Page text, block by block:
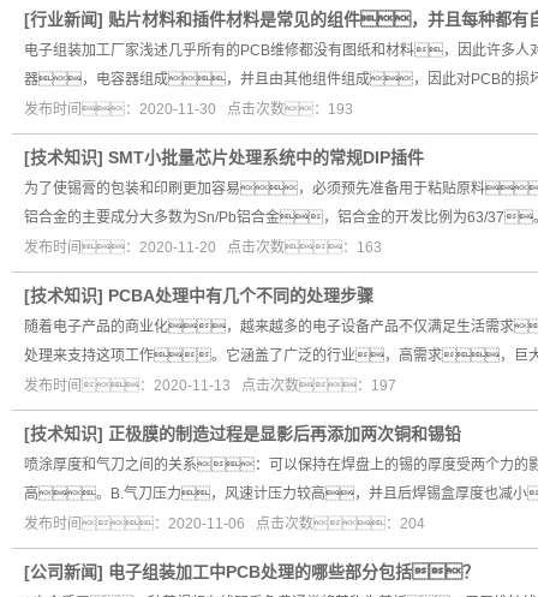
[行业新闻] 贴片材料和插件材料是常见的组件，并且每种都有
电子组装加工厂家浅述几乎所有的PCB维修都没有图纸和材料，因此许
器，电容器组成，并且由其他组件组成，因此对PCB的损
发布时间：2020-11-30 点击次数：193
[技术知识] SMT小批量芯片处理系统中的常规DIP插件
为了使锡膏的包装和印刷更加容易，必须预先准备用于粘贴原料
铝合金的主要成分大多数为Sn/Pb铝合金，铝合金的开发比例为63/37
发布时间：2020-11-20 点击次数：163
[技术知识] PCBA处理中有几个不同的处理步骤
随着电子产品的商业化，越来越多的电子设备产品不仅满足生活需
处理来支持这项工作。它涵盖了广泛的行业，高需求，巨
发布时间：2020-11-13 点击次数：197
[技术知识] 正极膜的制造过程是显影后再添加两次铜和锡铅
喷涂厚度和气刀之间的关系：可以保持在焊盘上的锡的厚度受两个
高。B.气刀压力，风速计压力较高，并且后焊锡盒厚度也减
发布时间：2020-11-06 点击次数：204
[公司新闻] 电子组装加工中PCB处理的哪些部分包括？